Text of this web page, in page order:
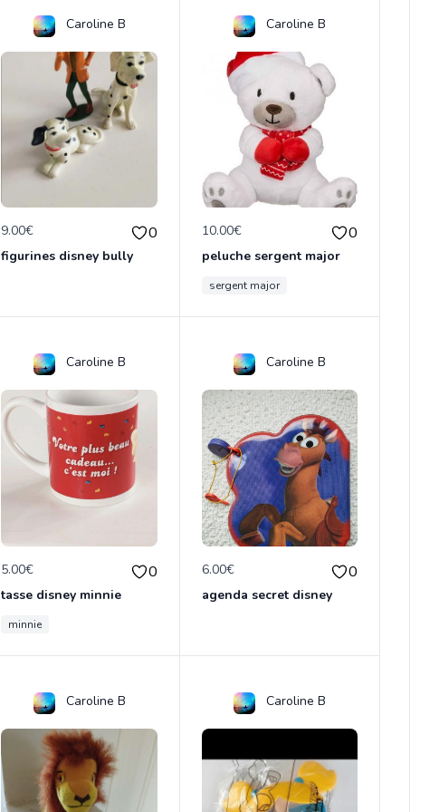
Caroline B
9.00€ 0
figurines disney bully
Caroline B
10.00€ 0
peluche sergent major
sergent major
Caroline B
5.00€ 0
tasse disney minnie
minnie
Caroline B
6.00€ 0
agenda secret disney
Caroline B Caroline B